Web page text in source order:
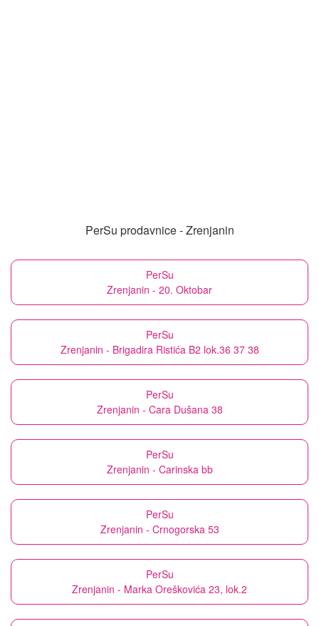
PerSu prodavnice - Zrenjanin
PerSu
Zrenjanin - 20. Oktobar
PerSu
Zrenjanin - Brigadira Ristića B2 lok.36 37 38
PerSu
Zrenjanin - Cara Dušana 38
PerSu
Zrenjanin - Carinska bb
PerSu
Zrenjanin - Crnogorska 53
PerSu
Zrenjanin - Marka Oreškovića 23, lok.2